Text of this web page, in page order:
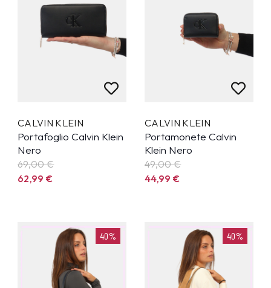
CALVIN KLEIN
Portafoglio Calvin Klein
Nero
69,00 €
62,99€
CALVIN KLEIN
Portamonete Calvin
Klein Nero
49,00 €
44,99€
40% 40%